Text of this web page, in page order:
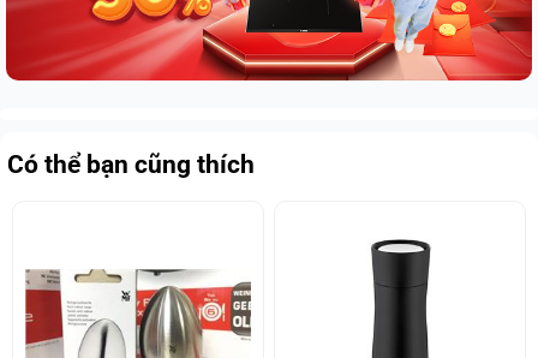
Có thể bạn cũng thích